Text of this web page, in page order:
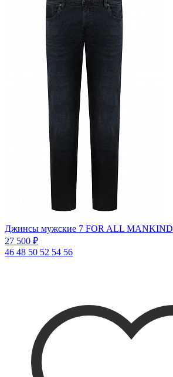
Джинсы мужские 7 FOR ALL MANKIND
27 500 ₽
46 48 50 52 54 56